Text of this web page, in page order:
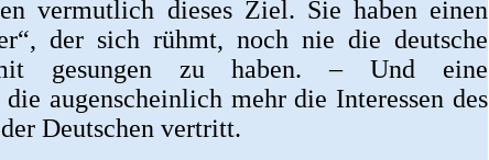
vermutlich dieses Ziel. Sie haben einen
der sich rühmt, noch nie die deutsche
gesungen zu haben. – Und eine
augenscheinlich mehr die Interessen des
Deutschen vertritt.